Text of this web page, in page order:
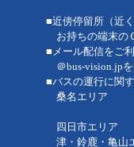
■近傍停留所（近
お持ちの端末の
■メール配信をご
＠bus-vision.jpを
■バスの運行に関
桑名エリア
：八風
四日市エリア
津・鈴鹿・亀山